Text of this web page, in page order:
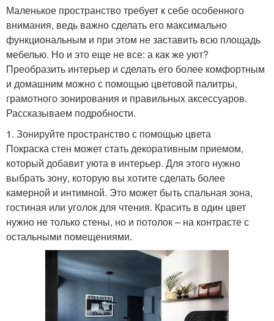
Маленькое пространство требует к себе особенного
внимания, ведь важно сделать его максимально
функциональным и при этом не заставить всю площадь
мебелью. Но и это еще не все: а как же уют?
Преобразить интерьер и сделать его более комфортным
и домашним можно с помощью цветовой палитры,
грамотного зонирования и правильных аксессуаров.
Рассказываем подробности.
1. Зонируйте пространство с помощью цвета
Покраска стен может стать декоративным приемом,
который добавит уюта в интерьер. Для этого нужно
выбрать зону, которую вы хотите сделать более
камерной и интимной. Это может быть спальная зона,
гостиная или уголок для чтения. Красить в один цвет
нужно не только стены, но и потолок – на контрасте с
остальными помещениями.